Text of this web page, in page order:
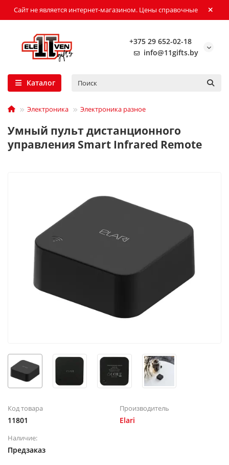
Сайт не является интернет-магазином. Цены справочные
+375 29 652-02-18
info@11gifts.by
Каталог
Электроника Электроника разное
Умный пульт дистанционного
управления Smart Infrared Remote
Код товара
11801
Производитель
Elari
Наличие:
Предзаказ